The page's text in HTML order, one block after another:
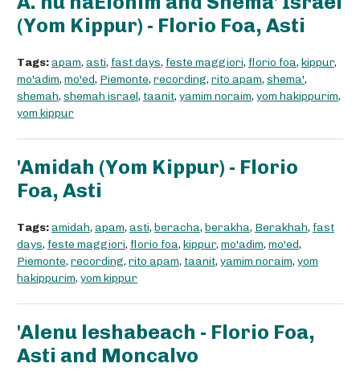
(Yom Kippur) - Florio Foa, Asti
Tags:apam, asti, fast days, feste maggiori, florio foa, kippur,
mo'adim, mo'ed, Piemonte, recording, rito apam, shema',
shemah, shemah israel, taanit, yamim noraim, yom hakippurim,
yom kippur
'Amidah (Yom Kippur) - Florio
Foa, Asti
Tags:amidah, apam, asti, beracha, berakha, Berakhah, fast
days, feste maggiori, florio foa, kippur, mo'adim, mo'ed,
Piemonte, recording, rito apam, taanit, yamim noraim, yom
hakippurim, yom kippur
'Alenu leshabeach - Florio Foa,
Asti and Moncalvo